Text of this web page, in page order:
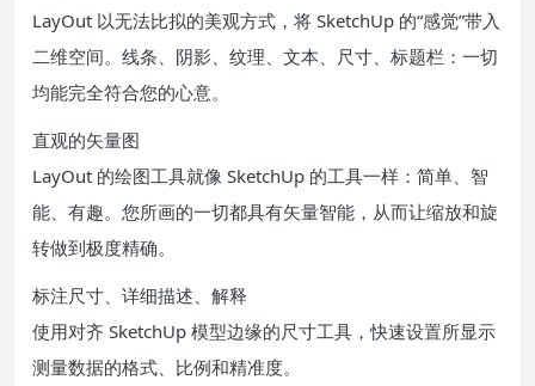
LayOut 以无法比拟的美观方式，将 SketchUp 的“感觉”带入
二维空间。线条、阴影、纹理、文本、尺寸、标题栏：一切
均能完全符合您的心意。
直观的矢量图
LayOut 的绘图工具就像 SketchUp 的工具一样：简单、智
能、有趣。您所画的一切都具有矢量智能，从而让缩放和旋
转做到极度精确。
标注尺寸、详细描述、解释
使用对齐 SketchUp 模型边缘的尺寸工具，快速设置所显示
测量数据的格式、比例和精准度。